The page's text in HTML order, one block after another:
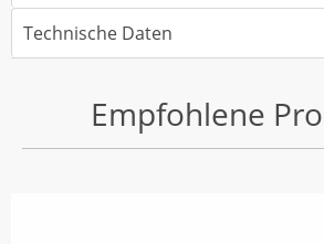
Technische Daten
Empfohlene